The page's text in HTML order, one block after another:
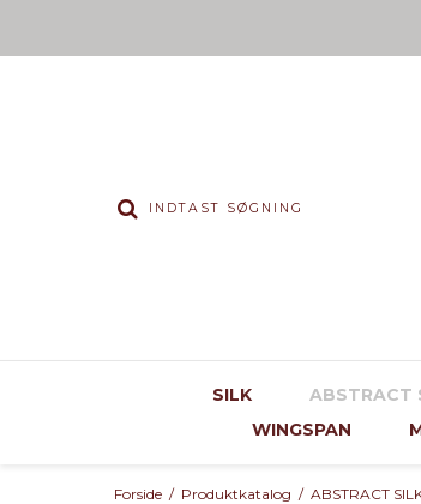
SILK ABSTRACT
WINGSPAN
Forside / Produktkatalog / ABSTRACT